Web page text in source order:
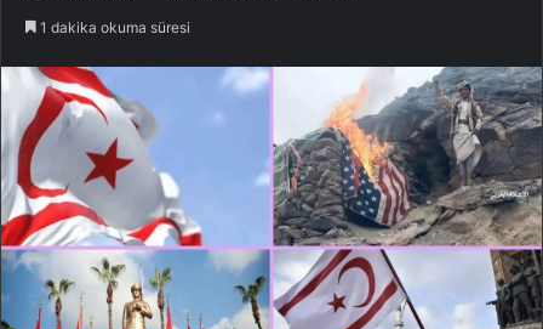
1 dakika okuma süresi